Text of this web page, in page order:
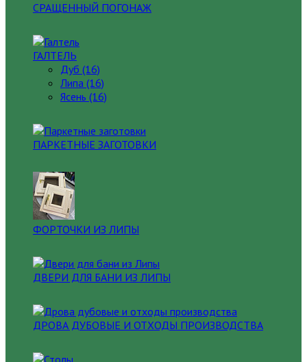
СРАЩЕННЫЙ ПОГОНАЖ
ГАЛТЕЛЬ
Дуб (16)
Липа (16)
Ясень (16)
ПАРКЕТНЫЕ ЗАГОТОВКИ
ФОРТОЧКИ ИЗ ЛИПЫ
ДВЕРИ ДЛЯ БАНИ ИЗ ЛИПЫ
ДРОВА ДУБОВЫЕ И ОТХОДЫ ПРОИЗВОДСТВА